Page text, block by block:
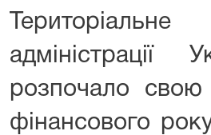
адміністрації
розпочало
фінансового